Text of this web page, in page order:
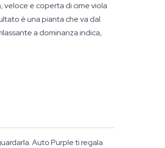
veloce e coperta di cime viola
è una pianta che va dal
a dominanza indica,
Auto Purple ti regala